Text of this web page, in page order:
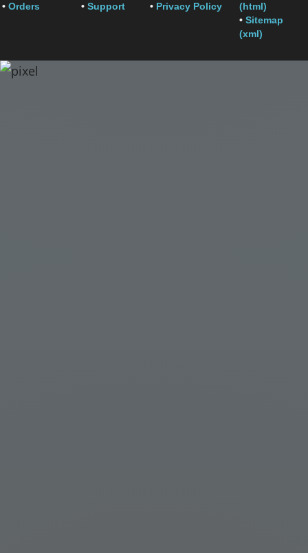
• Orders
• Support
• Privacy Policy
(html)
• Sitemap
(xml)